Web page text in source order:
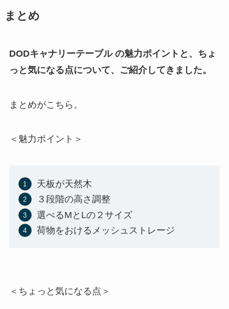
まとめ
DODキャナリーテーブル の魅力ポイントと、ちょ
っと気になる点について、ご紹介してきました。
まとめがこちら。
＜魅力ポイント＞
天板が天然木
３段階の高さ調整
選べるMとLの２サイズ
荷物をおけるメッシュストレージ
＜ちょっと気になる点＞